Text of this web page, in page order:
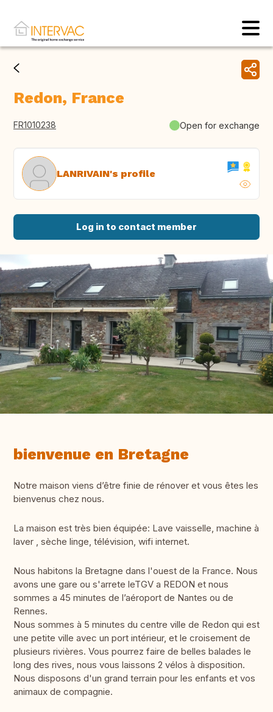
Redon, France
FR1010238 Open for exchange
LANRIVAIN's profile
Log in to contact member
bienvenue en Bretagne
Notre maison viens d’être finie de rénover et vous êtes les
bienvenus chez nous.
La maison est très bien équipée: Lave vaisselle, machine à
laver , sèche linge, télévision, wifi internet.
Nous habitons la Bretagne dans l'ouest de la France. Nous
avons une gare ou s'arrete leTGV a REDON et nous
sommes a 45 minutes de l’aéroport de Nantes ou de
Rennes.
Nous sommes à 5 minutes du centre ville de Redon qui est
une petite ville avec un port intérieur, et le croisement de
plusieurs rivières. Vous pourrez faire de belles balades le
long des rives, nous vous laissons 2 vélos à disposition.
Nous disposons d'un grand terrain pour les enfants et vos
animaux de compagnie.